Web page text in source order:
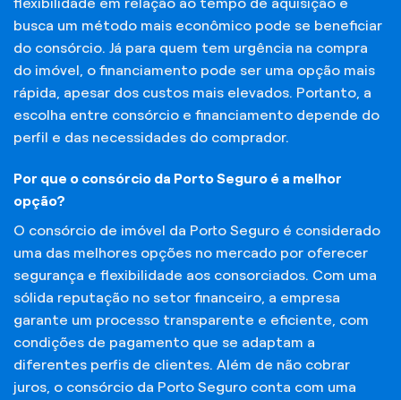
flexibilidade em relação ao tempo de aquisição e
busca um método mais econômico pode se beneficiar
do consórcio. Já para quem tem urgência na compra
do imóvel, o financiamento pode ser uma opção mais
rápida, apesar dos custos mais elevados. Portanto, a
escolha entre consórcio e financiamento depende do
perfil e das necessidades do comprador.
Por que o consórcio da Porto Seguro é a melhor
opção?
O consórcio de imóvel da Porto Seguro é considerado
uma das melhores opções no mercado por oferecer
segurança e flexibilidade aos consorciados. Com uma
sólida reputação no setor financeiro, a empresa
garante um processo transparente e eficiente, com
condições de pagamento que se adaptam a
diferentes perfis de clientes. Além de não cobrar
juros, o consórcio da Porto Seguro conta com uma